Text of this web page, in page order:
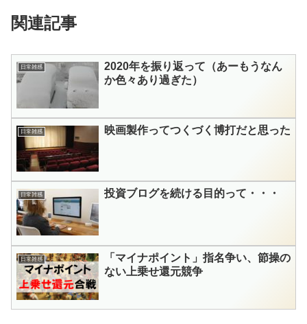
関連記事
日常雑感
2020年を振り返って（あーもうなん
か色々あり過ぎた）
日常雑感 映画製作ってつくづく博打だと思った
日常雑感 投資ブログを続ける目的って・・・
日常雑感
「マイナポイント」指名争い、節操の
ない上乗せ還元競争